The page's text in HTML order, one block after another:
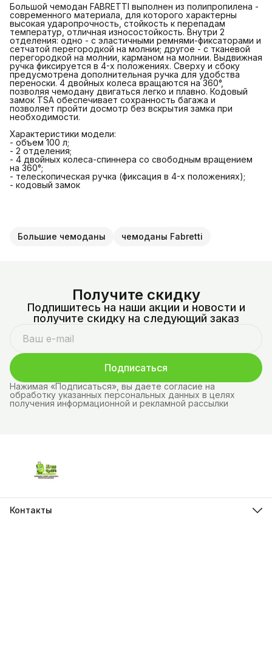
Большой чемодан FABRETTI выполнен из полипропилена -
современного материала, для которого характерны
высокая ударопрочность, стойкость к перепадам
температур, отличная износостойкость. Внутри 2
отделения: одно - с эластичными ремнями-фиксаторами и
сетчатой перегородкой на молнии; другое - с тканевой
перегородкой на молнии, карманом на молнии. Выдвижная
ручка фиксируется в 4-х положениях. Сверху и сбоку
предусмотрена дополнительная ручка для удобства
переноски. 4 двойных колеса вращаются на 360°,
позволяя чемодану двигаться легко и плавно. Кодовый
замок TSA обеспечивает сохранность багажа и
позволяет пройти досмотр без вскрытия замка при
необходимости.
Характеристики модели:
- объем 100 л;
- 2 отделения;
- 4 двойных колеса-спиннера со свободным вращением
на 360°;
- телескопическая ручка (фиксация в 4-х положениях);
- кодовый замок
Большие чемоданы чемоданы Fabretti
Получите скидку
Подпишитесь на наши акции и новости и
получите скидку на следующий заказ
Подписаться
Нажимая «Подписаться», вы даете согласие на
обработку указанных персональных данных в целях
получения информационной и рекламной рассылки
Контакты